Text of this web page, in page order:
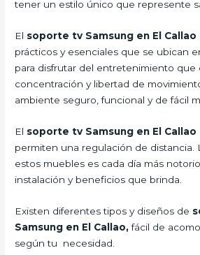
tener un estilo único que represente
El soporte tv Samsung en El Callao
prácticos y esenciales que se ubican
para disfrutar del entretenimiento que
concentración y libertad de
ambiente seguro, funcional y de fácil
El soporte tv Samsung en El Callao
permiten una regulación de distancia.
estos muebles es cada día más
instalación y beneficios que brinda.
Existen diferentes tipos y diseños de
Samsung en El Callao,fácil de
según tu necesidad.